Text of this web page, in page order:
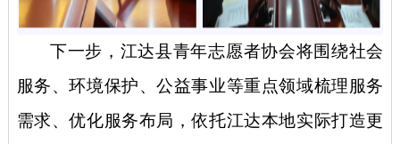
下一步，江达县青年志愿者协会将围绕社会
服务、环境保护、公益事业等重点领域梳理服务
需求、优化服务布局，依托江达本地实际打造更